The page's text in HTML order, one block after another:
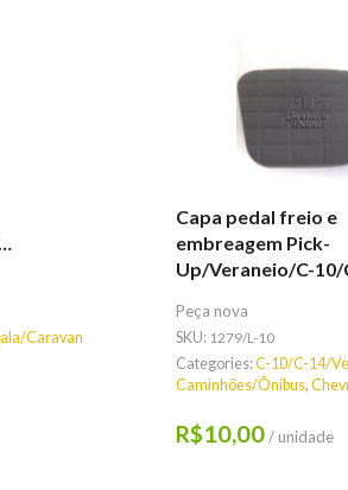
Caravan
Capa pedal freio e
embreagem Pick-
Up/Veraneio/C-10/
Peça nova
SKU: 1279/L-10
Categories:C-10/C-14/
Caminhões/Ônibus,
R$10,00/ unidade